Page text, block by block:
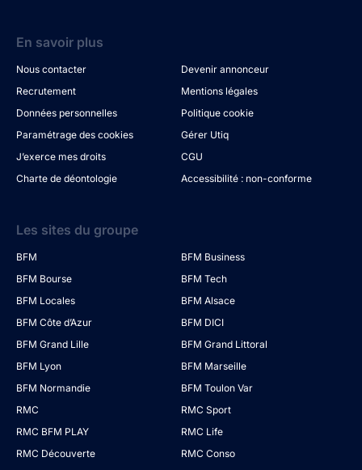
En savoir plus
Nous contacter
Devenir annonceur
Recrutement
Mentions légales
Données personnelles
Politique cookie
Paramétrage des cookies
Gérer Utiq
J’exerce mes droits
CGU
Charte de déontologie
Accessibilité : non-conforme
Les sites du groupe
BFM
BFM Business
BFM Bourse
BFM Tech
BFM Locales
BFM Alsace
BFM Côte d’Azur
BFM DICI
BFM Grand Lille
BFM Grand Littoral
BFM Lyon
BFM Marseille
BFM Normandie
BFM Toulon Var
RMC
RMC Sport
RMC BFM PLAY
RMC Life
RMC Découverte
RMC Conso